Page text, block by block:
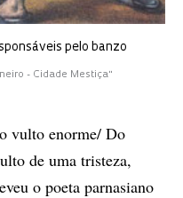
pelo banzo
- Cidade Mestiça"
vulto enorme/ Do
de uma tristeza,
o poeta parnasiano